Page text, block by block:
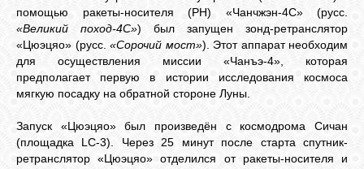
помощью ракеты-носителя (РН) «Чанчжэн-4C» (русс.
«Великий поход-4С») был запущен зонд-ретранслятор
«Цюэцяо» (русс. «Сорочий мост»). Этот аппарат необходим
для осуществления миссии «Чанъэ-4», которая
предполагает первую в истории исследования космоса
мягкую посадку на обратной стороне Луны.
Запуск «Цюэцяо» был произведён с космодрома Сичан
(площадка LC-3). Через 25 минут после старта спутник-
ретранслятор «Цюэцяо» отделился от ракеты-носителя и